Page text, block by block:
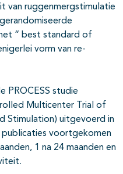
ruggenmergstimulatie
“ best standard of
vorm van re-
PROCESS studie
Multicenter Trial of
Stimulation) uitgevoerd in
publicaties voortgekomen
1 na 24 maanden en